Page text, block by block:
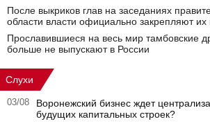
После выкриков глав на заседаниях
области власти официально закрепляют
Прославившиеся на весь мир тамбовские
больше не выпускают в России
Слухи
03/08
Воронежский бизнес ждет
будущих капитальных строек?